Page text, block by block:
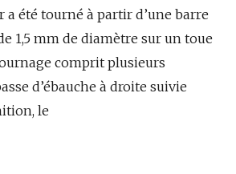
été tourné à partir d’une barre
1,5 mm de diamètre sur un toue
comprit plusieurs
d’ébauche à droite suivie
le